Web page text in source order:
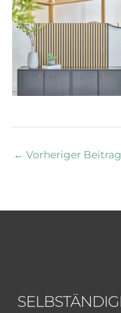
← Vorheriger Beitrag